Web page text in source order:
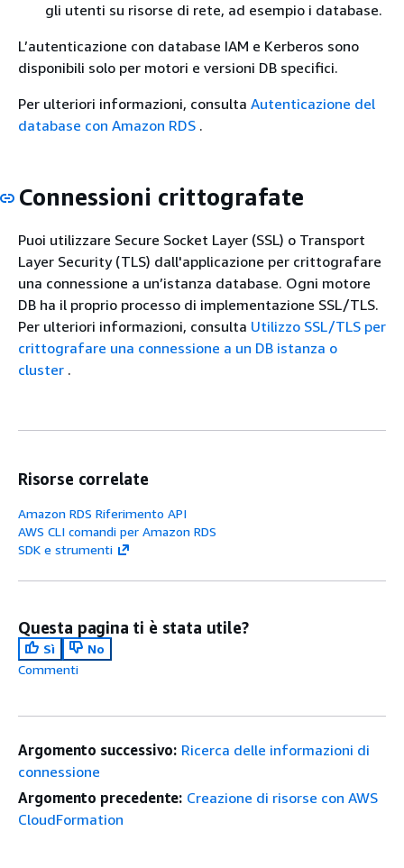
gli utenti su risorse di rete, ad esempio i database.
L’autenticazione con database IAM e Kerberos sono
disponibili solo per motori e versioni DB specifici.
Per ulteriori informazioni, consulta Autenticazione del
database con Amazon RDS .
Connessioni crittografate
Puoi utilizzare Secure Socket Layer (SSL) o Transport
Layer Security (TLS) dall'applicazione per crittografare
una connessione a un’istanza database. Ogni motore
DB ha il proprio processo di implementazione SSL/TLS.
Per ulteriori informazioni, consulta Utilizzo SSL/TLS per
crittografare una connessione a un DB istanza o
cluster .
Risorse correlate
Amazon RDS Riferimento API
AWS CLI comandi per Amazon RDS
SDK e strumenti
Questa pagina ti è stata utile?
Sì
No
Commenti
Argomento successivo: Ricerca delle informazioni di
connessione
Argomento precedente: Creazione di risorse con AWS
CloudFormation